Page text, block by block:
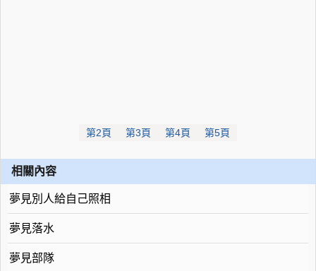
第2頁 第3頁 第4頁 第5頁
相關內容
夢見別人給自己照相
夢見落水
夢見部隊